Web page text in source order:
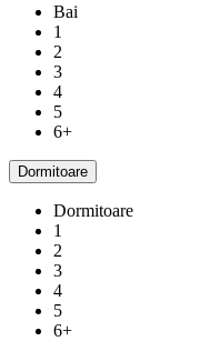
Bai
1
2
3
4
5
6+
Dormitoare
Dormitoare
1
2
3
4
5
6+